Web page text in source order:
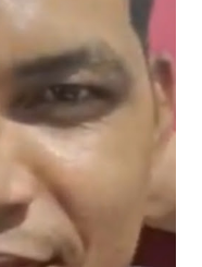
das autoridades para
exigindo o
aos trabalhadores
por essas
possíveis